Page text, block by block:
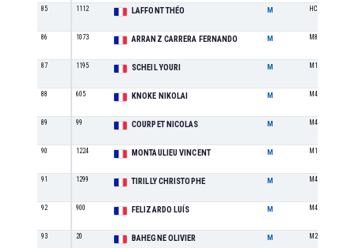
85 1112 LAFFONT THÉO M HC
86 1073 ARRANZ CARRERA FERNANDO M M8
87 1195 SCHEIL YOURI M M1
88 605 KNOKE NIKOLAI M M4
89 99 COURPET NICOLAS M M4
90 1224 MONTAULIEU VINCENT M M1
91 1299 TIRILLY CHRISTOPHE M M4
92 900 FELIZARDO LUÍS M M4
93 20 BAHEGNE OLIVIER M M2